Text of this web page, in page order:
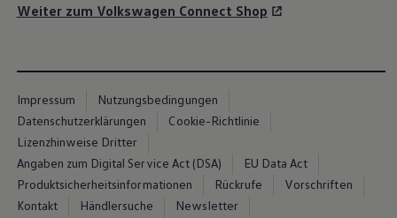
Weiter zum Volkswagen Connect Shop
Impressum
Nutzungsbedingungen
Datenschutzerklärungen
Cookie-Richtlinie
Lizenzhinweise Dritter
Angaben zum Digital Service Act (DSA)
EU Data Act
Produktsicherheitsinformationen
Rückrufe
Vorschriften
Kontakt
Händlersuche
Newsletter